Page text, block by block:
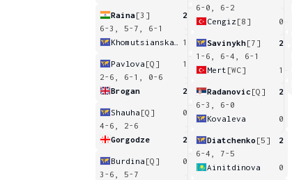
Raina[3]
2
6-3, 5-7, 6-1
1
Pavlova [Q]
1
2-6, 6-1, 0-6
Brogan
2
Shauha [Q]
0
4-6, 2-6
Gorgodze
2
Burdina [Q]
0
3-6, 5-7
6-0, 6-2
Cengiz [8] 0
Savinykh[7]
2
1-6, 6-4, 6-1
Mert [WC] 1
Radanovic [Q]
2
6-3, 6-0
Kovaleva
0
Diatchenko [5]
2
6-4, 7-5
Ainitdinova
0